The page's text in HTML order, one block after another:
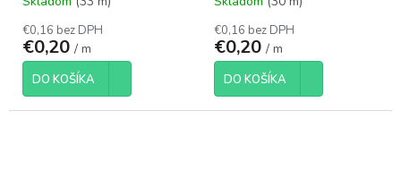
€0,16 bez DPH
€0,20 / m
DO KOŠÍKA
€0,16 bez DPH
€0,20 / m
DO KOŠÍKA